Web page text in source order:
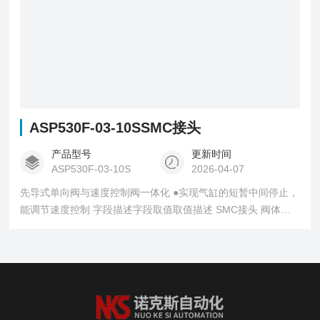
ASP530F-03-10SSMC接头
产品型号
ASP530F-03-10S
更新时间
2026-04-07
先导式单向阀与速度控制阀一体化 ●实现气缸的短暂中间停止，
能调节速度控制 字段描述字段取值取值描述 SMC接头 阀体大